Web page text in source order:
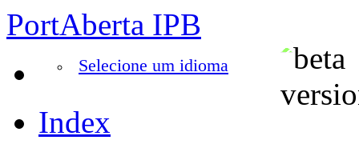
PortAberta IPB
Selecione um idioma
Index